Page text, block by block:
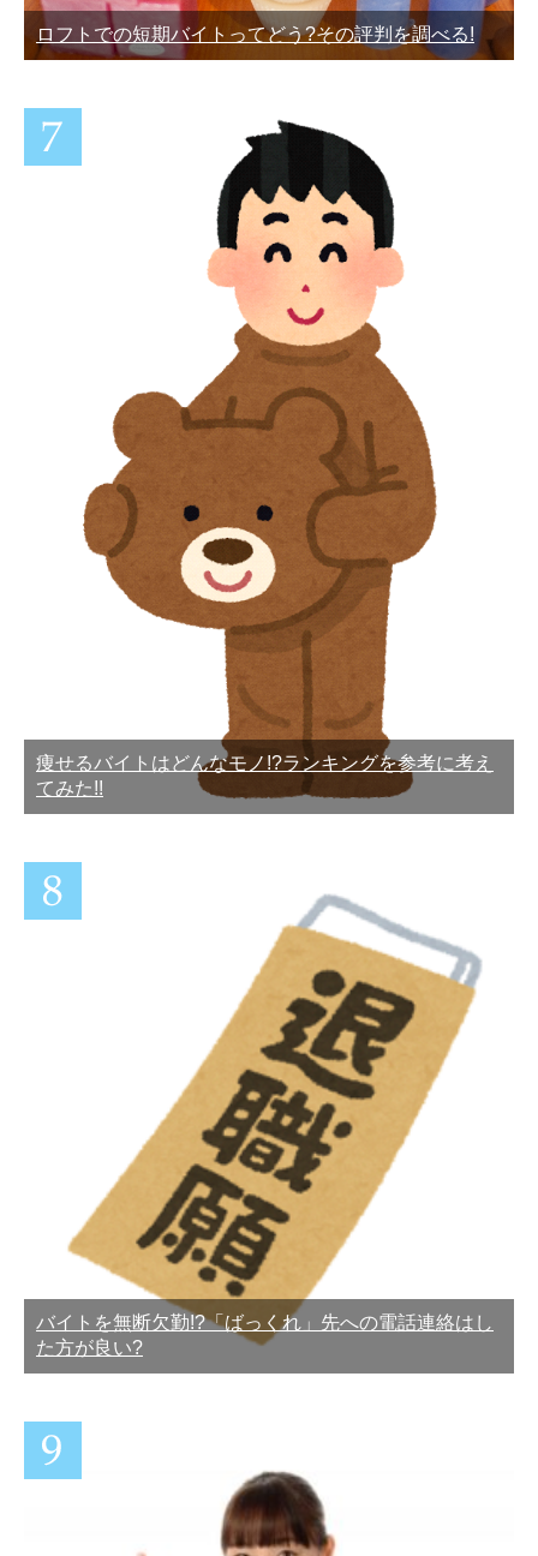
ロフトでの短期バイトってどう?その評判を調べる!
痩せるバイトはどんなモノ!?ランキングを参考に考え
てみた!!
バイトを無断欠勤!?「ばっくれ」先への電話連絡はし
た方が良い?